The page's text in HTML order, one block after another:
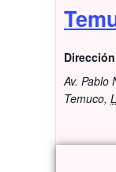
Av. Pablo
Temuco,